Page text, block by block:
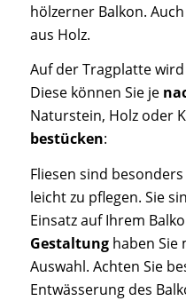
hölzerner Balkon.
aus Holz.
Auf der Tragplatte
Diese können Sie je
Naturstein, Holz oder
bestücken:
Fliesen sind besonders
leicht zu pflegen. Sie
Einsatz auf Ihrem
Gestaltunghaben Sie
Auswahl. Achten Sie
Entwässerung des